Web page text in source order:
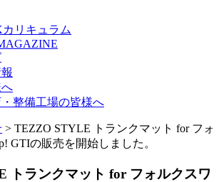
リキュラム
整備工場の皆様へ
> TEZZO STYLE トランクマット for フォ
GTIの販売を開始しました。
トランクマット for フォルクスワ